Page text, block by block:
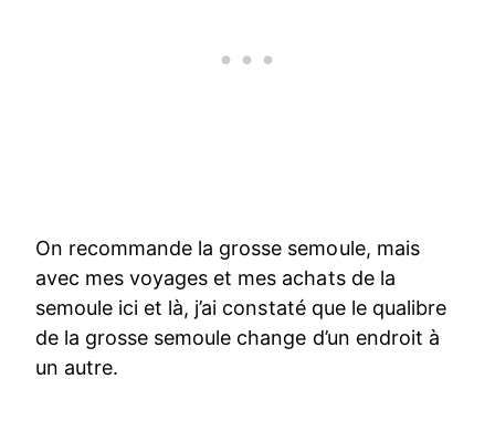
On recommande la grosse semoule, mais
avec mes voyages et mes achats de la
semoule ici et là, j’ai constaté que le qualibre
de la grosse semoule change d’un endroit à
un autre.